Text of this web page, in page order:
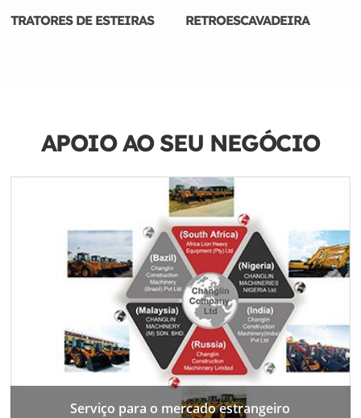
TRATORES DE ESTEIRAS RETROESCAVADEIRA
APOIO AO SEU NEGÓCIO
Serviço para o mercado estrangeiro